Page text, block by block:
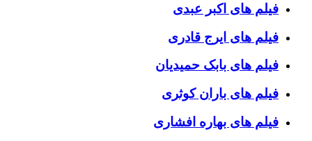
فیلم های اکبر عبدی
فیلم های ایرج قادری
فیلم های بابک حمیدیان
فیلم های باران کوثری
فیلم های بهاره افشاری